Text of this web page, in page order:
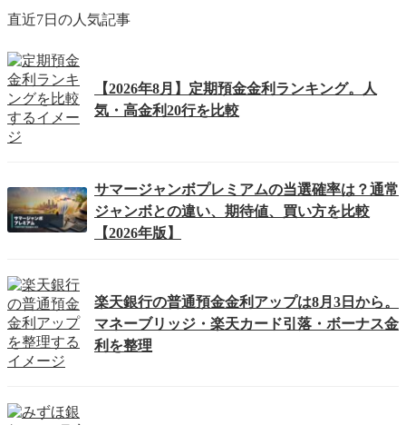
直近7日の人気記事
【2026年8月】定期預金金利ランキング。人
気・高金利20行を比較
サマージャンボプレミアムの当選確率は？通常
ジャンボとの違い、期待値、買い方を比較
【2026年版】
楽天銀行の普通預金金利アップは8月3日から。
マネーブリッジ・楽天カード引落・ボーナス金
利を整理